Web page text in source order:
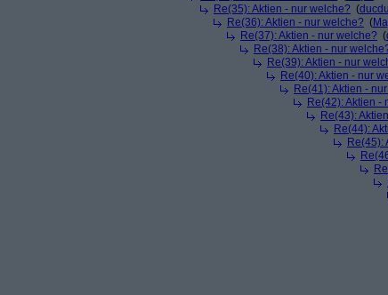
Re(35): Aktien - nur welche? (
Re(36): Aktien - nur welche? (
Re(37): Aktien - nur welche? (
Re(38): Aktien - nur
Re(39): Aktien - nur
Re(40): Aktien - nur
Re(41): Aktien -
Re(42): Aktien -
Re(43):
Re(44):
Re(45):